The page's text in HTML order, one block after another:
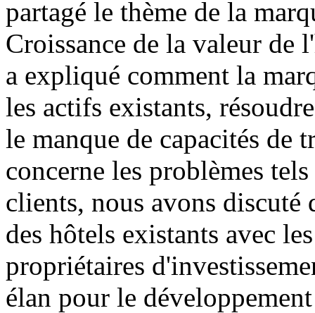
partagé le thème de la
Croissance de la valeur de
a expliqué comment la
les actifs existants,
le manque de capacités de
concerne les problèmes
clients, nous avons
des hôtels existants avec
propriétaires
élan pour le